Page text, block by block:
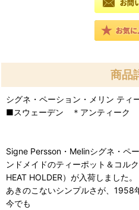
商品
シグネ・ペーション・メリン ティ
■スウェーデン ＊アンティーク
Signe Persson・Melinシグネ・ペ
ンドメイドのティーポット＆コル
HEAT HOLDER）が入荷しました。
あきのこないシンプルさが、1958
今でも